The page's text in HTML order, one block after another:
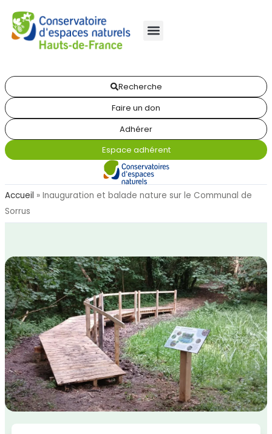
Recherche
Faire un don
Adhérer
Espace adhérent
Accueil » Inauguration et balade nature sur le Communal de
Sorrus